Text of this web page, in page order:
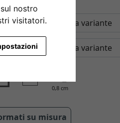
nostro
visitatori.
0,8 cm
su misura